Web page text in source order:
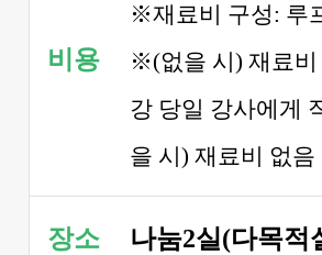
비용
※재료비 구성: 루
※(없을 시) 재료비
강 당일 강사에게
을 시) 재료비 없음
장소 나눔2실(다목적